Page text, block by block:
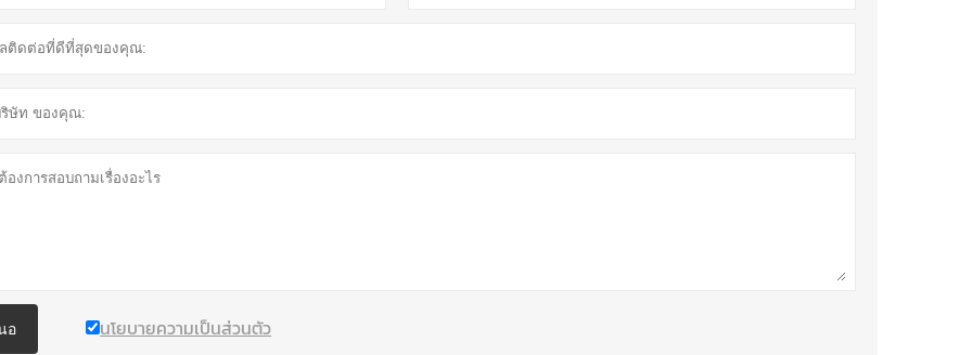
อ นโยบายความเป็นส่วนตัว